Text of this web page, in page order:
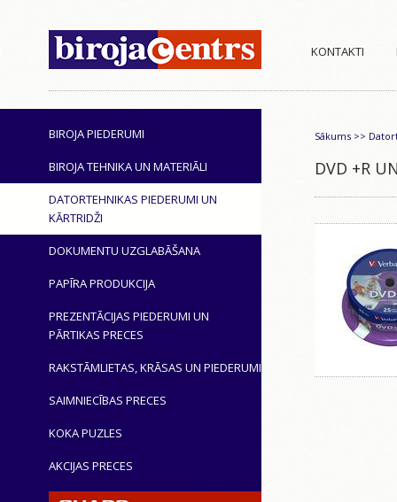
KONTAKTI
BIROJA PIEDERUMI
BIROJA TEHNIKA UN MATERIĀLI
DATORTEHNIKAS PIEDERUMI UN
KĀRTRIDŽI
DOKUMENTU UZGLABĀŠANA
PAPĪRA PRODUKCIJA
PREZENTĀCIJAS PIEDERUMI UN
PĀRTIKAS PRECES
RAKSTĀMLIETAS, KRĀSAS UN PIEDERUMI
SAIMNIECĪBAS PRECES
KOKA PUZLES
AKCIJAS PRECES
Sākums >>
DVD +R